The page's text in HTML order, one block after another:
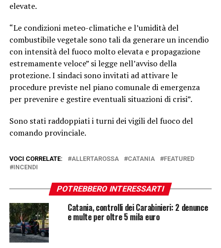
elevate.
“Le condizioni meteo-climatiche e l’umidità del
combustibile vegetale sono tali da generare un incendio
con intensità del fuoco molto elevata e propagazione
estremamente veloce” si legge nell’avviso della
protezione. I sindaci sono invitati ad attivare le
procedure previste nel piano comunale di emergenza
per prevenire e gestire eventuali situazioni di crisi”.
Sono stati raddoppiati i turni dei vigili del fuoco del
comando provinciale.
VOCI CORRELATE: ALLERTAROSSA CATANIA
FEATURED
INCENDI
POTREBBERO INTERESSARTI
Catania, controlli dei Carabinieri: 2 denunce
e multe per oltre 5 mila euro